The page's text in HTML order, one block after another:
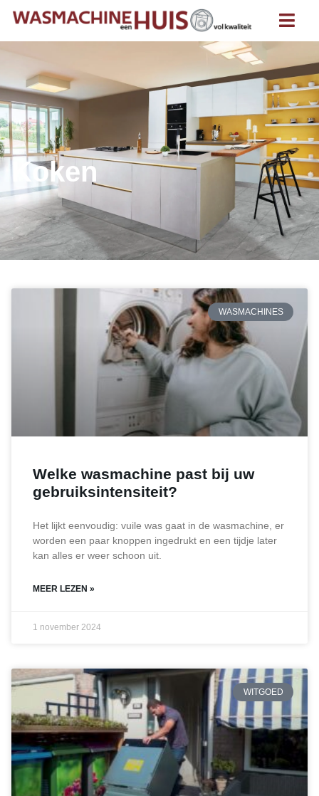
Koken
WASMACHINES
Welke wasmachine past bij uw
gebruiksintensiteit?
Het lijkt eenvoudig: vuile was gaat in de wasmachine, er
worden een paar knoppen ingedrukt en een tijdje later
kan alles er weer schoon uit.
MEER LEZEN »
1 november 2024
WITGOED